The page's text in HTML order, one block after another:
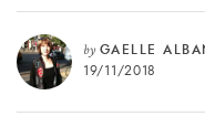
by GAELLE
19/11/2018